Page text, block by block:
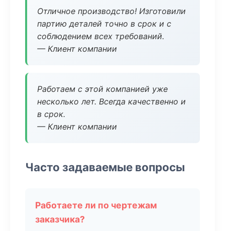
Отличное производство! Изготовили
партию деталей точно в срок и с
соблюдением всех требований.
— Клиент компании
Работаем с этой компанией уже
несколько лет. Всегда качественно и
в срок.
— Клиент компании
Часто задаваемые вопросы
Работаете ли по чертежам
заказчика?